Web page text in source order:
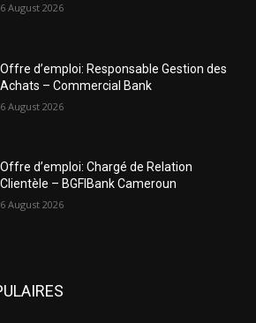
6 August 2026
Offre d’emploi: Responsable Gestion des
Achats – Commercial Bank
6 August 2026
Offre d’emploi: Chargé de Relation
Clientèle – BGFIBank Cameroun
6 August 2026